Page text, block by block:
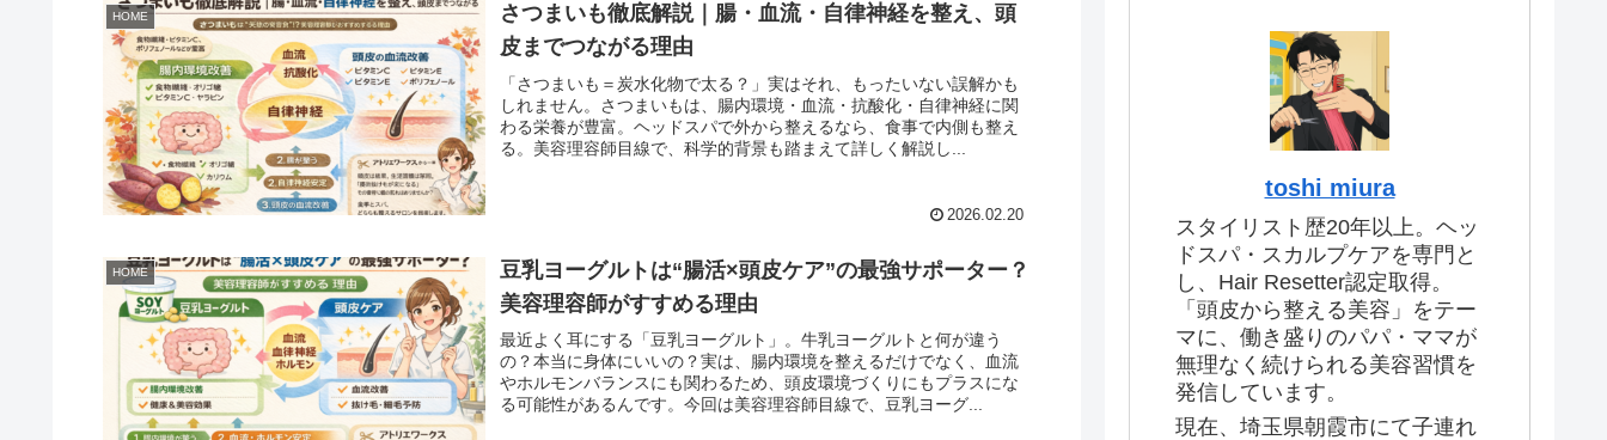
HOME
さつまいも徹底解説｜腸・血流・自律神経を整え、頭
皮までつながる理由
「さつまいも＝炭水化物で太る？」実はそれ、もったいない誤解かも
しれません。さつまいもは、腸内環境・血流・抗酸化・自律神経に関
わる栄養が豊富。ヘッドスパで外から整えるなら、食事で内側も整え
る。美容理容師目線で、科学的背景も踏まえて詳しく解説し...
2026.02.20
HOME
豆乳ヨーグルトは“腸活×頭皮ケア”の最強サポーター？
美容理容師がすすめる理由
最近よく耳にする「豆乳ヨーグルト」。牛乳ヨーグルトと何が違う
の？本当に身体にいいの？実は、腸内環境を整えるだけでなく、血流
やホルモンバランスにも関わるため、頭皮環境づくりにもプラスにな
る可能性があるんです。今回は美容理容師目線で、豆乳ヨーグ...
toshi miura
スタイリスト歴20年以上。ヘッ
ドスパ・スカルプケアを専門と
し、Hair Resetter認定取得。
「頭皮から整える美容」をテー
マに、働き盛りのパパ・ママが
無理なく続けられる美容習慣を
発信しています。
現在、埼玉県朝霞市にて子連れ